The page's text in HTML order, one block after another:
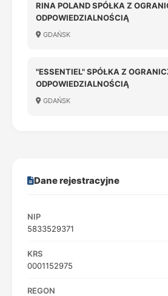
RINA POLAND SPÓŁKA Z
ODPOWIEDZIALNOŚCIĄ
GDAŃSK
"ESSENTIEL" SPÓŁKA Z
ODPOWIEDZIALNOŚCIĄ
GDAŃSK
Dane rejestracyjne
NIP
5833529371
KRS
0001152975
REGON